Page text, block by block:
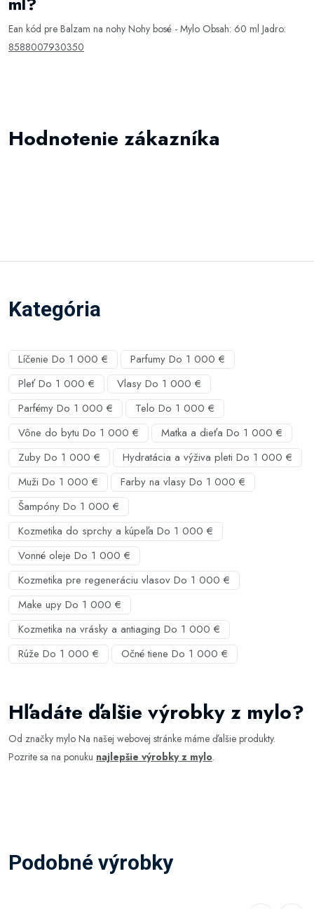
Ean kód pre Balzam na nohy Nohy bosé - Mylo Obsah: 60 ml Jadro:
8588007930350
Hodnotenie zákazníka
Kategória
Líčenie Do 1 000 €
Parfumy Do 1 000 €
Pleť Do 1 000 €
Vlasy Do 1 000 €
Parfémy Do 1 000 €
Telo Do 1 000 €
Vône do bytu Do 1 000 €
Matka a dieťa Do 1 000 €
Zuby Do 1 000 €
Hydratácia a výživa pleti Do 1 000 €
Muži Do 1 000 €
Farby na vlasy Do 1 000 €
Šampóny Do 1 000 €
Kozmetika do sprchy a kúpeľa Do 1 000 €
Vonné oleje Do 1 000 €
Kozmetika pre regeneráciu vlasov Do 1 000 €
Make upy Do 1 000 €
Kozmetika na vrásky a antiaging Do 1 000 €
Rúže Do 1 000 €
Očné tiene Do 1 000 €
Hľadáte ďalšie výrobky z mylo?
Od značky mylo Na našej webovej stránke máme ďalšie produkty.
Pozrite sa na ponuku najlepšie výrobky z mylo.
Podobné výrobky